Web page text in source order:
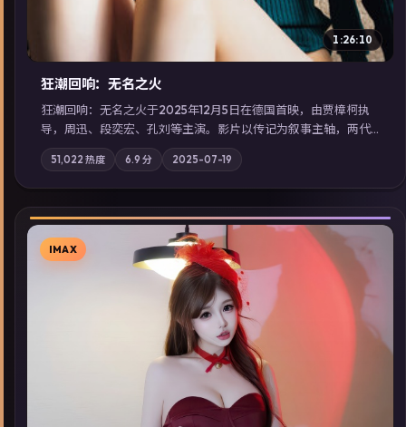
1:26:10
狂潮回响：无名之火
狂潮回响：无名之火于2025年12月5日在德国首映，由贾樟柯执
导，周迅、段奕宏、孔刘等主演。影片以传记为叙事主轴，两代
人的执念在暴风雨夜正面相撞；摄影与配乐强化地域气质；站内
亦可通过「国产免费观看高清电视剧在线看」延展检索同类型高
分佳作，畅享高清在线追剧体验。
51,022 热度 6.9 分 2025-07-19
▶
IMAX